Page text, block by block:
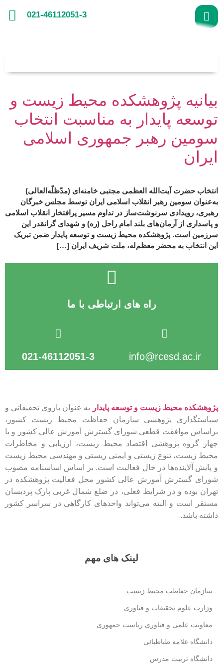
021-46112051-3
بیانیه پژوهشکده محیط زیست و
توسعه پایدار به مناسبت انتخاب
سومین رهبر جمهوری اسلامی
ایران
انتخاب حضرت آیت‌الله العظمی مجتبی خامنه‌ای (مدّظلّه‌العالی)
به‌عنوان سومین رهبر انقلاب اسلامی ایران توسط مجلس خبرگان
رهبری، رویدادی سرنوشت‌ساز در تداوم مسیر پرافتخار انقلاب اسلامی
و پاسداری از آرمان‌های بلند امام راحل (ره) و شهدای گرانقدر این
سرزمین است. پژوهشکده محیط زیست و توسعه پایدار ضمن تبریک
این انتخاب به محضر معظم‌له، ملت شریف ایران […]
راه های ارتباطی با ما
info@rcesd.ac.ir​
021-46112051-3
پژوهشکده محیط زیست و توسعه پایدار
به عنوان بازوی تحقیقاتی و
سیاستگذاری پژوهشی سازمان حفاظت محیط زیست کشور،
براساس موافقت قطعی شورای گسترش آموزش عالی کشور و با
چهار گروه پژوهشی اقتصاد محیط زیست، ارزیابی و مخاطرات
محیط زیست، تنوع زیستی و ایمنی زیستی و مهندسی محیط زیست
و پایش آلاینده‌ها در حال فعالیت است. بر اساس اساسنامه مصوب
شورای گسترش آموزش عالی کشور محل فعالیت پژوهشکده در
تهران بوده و در شرایط فعلی، در ضلع شمال غربی پارک پردیسان
مستقر است و البته می‌تواند واحدهای کارگاهی در سراسر کشور
داشته باشد.
لینک های مهم
سازمان حفاظت محیط زیست
وزارت علوم تحقیقات و فناوری
معاونت علمی و فناوری ریاست جمهوری
دانشگاه علامه طباطبائی
دانشگاه تربیت مدرس